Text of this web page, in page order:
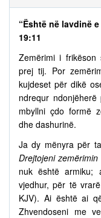
“Është në lavdinë
19:11
Zemërimi i
prej tij. Por
kujdeset për dikë
ndrequr
mbyllni çdo formë
dhe dashurinë.
Ja dy mënyra për
Drejtojeni
nuk është armiku;
vjedhur, për të
KJV). Ai është ai
Zhvendoseni me